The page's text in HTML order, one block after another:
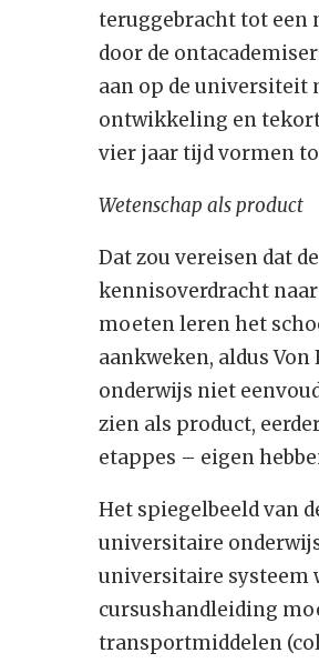
teruggebracht tot een
door de
aan op de universiteit
ontwikkeling en
vier jaar tijd vormen
Wetenschap als product
Dat zou vereisen dat
kennisoverdracht
moeten leren het
aankweken, aldus
onderwijs niet
zien als product,
etappes – eigen
Het spiegelbeeld van
universitaire
universitaire systeem
cursushandleiding
transportmiddelen